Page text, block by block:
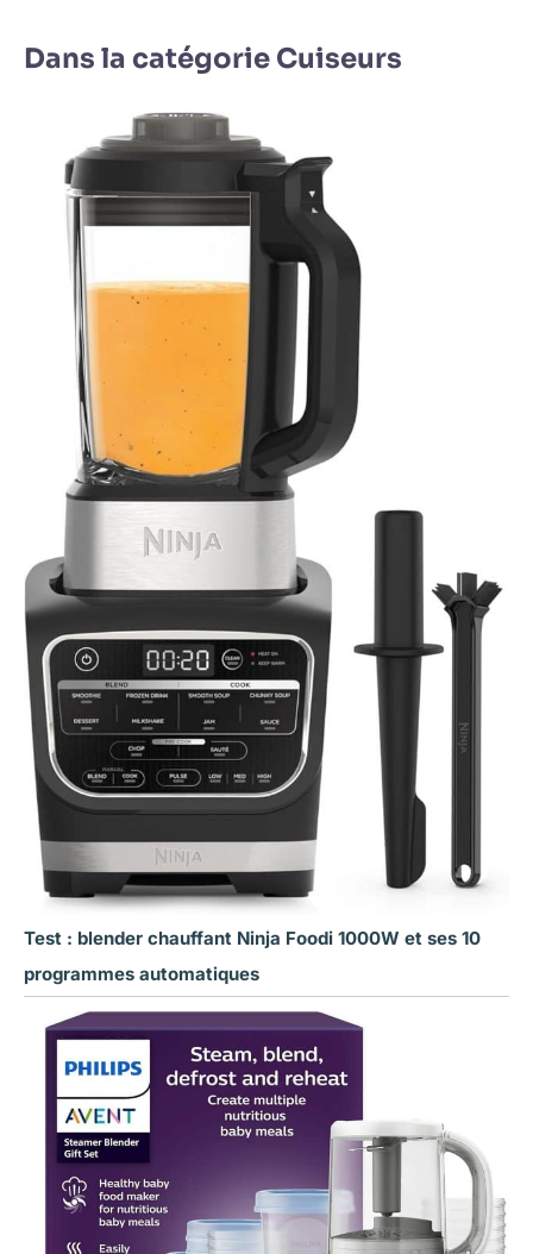
Dans la catégorie Cuiseurs
Test : blender chauffant Ninja Foodi 1000W et ses 10
programmes automatiques